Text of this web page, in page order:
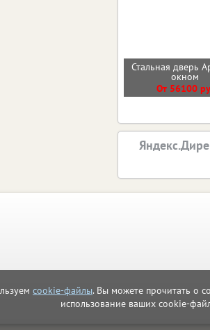
cookie-файлы. Вы можете прочитать о
использование ваших cookie-
Стальная дверь
окном
От 56100